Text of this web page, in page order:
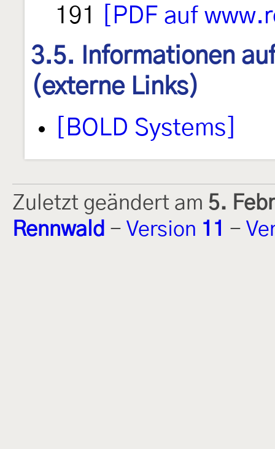
191
[PDF auf
3.5. Informationen
(externe Links)
[BOLD Systems]
Zuletzt geändert am 5.
Rennwald - Version 11 -